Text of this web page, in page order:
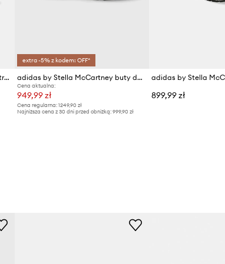
adidas by Stella McCartney buty treningowe Training Dropset
extra -5% z kodem: OFF*
adidas by Stella McCartney buty do biegania Sportswear Run
Cena aktualna:
949,99 zł
Cena regularna: 1249,90 zł
Najniższa cena z 30 dni przed obniżką: 999,90 zł
899,99 zł